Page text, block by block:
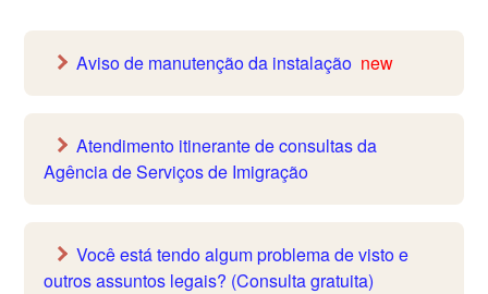
Aviso de manutenção da instalação new
Atendimento itinerante de consultas da
Agência de Serviços de Imigração
Você está tendo algum problema de visto e
outros assuntos legais? (Consulta gratuita)